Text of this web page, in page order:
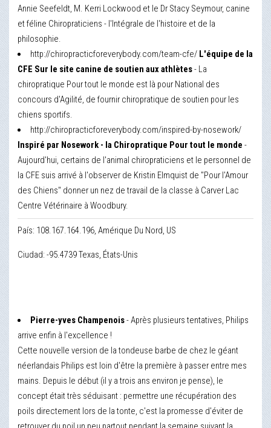
Annie Seefeldt, M. Kerri Lockwood et le Dr Stacy Seymour, canine
et féline Chiropraticiens - l'Intégrale de l'histoire et de la
philosophie.
http://chiropracticforeverybody.com/team-cfe/ L'équipe de la
CFE Sur le site canine de soutien aux athlètes- La
chiropratique Pour tout le monde est là pour National des
concours d'Agilité, de fournir chiropratique de soutien pour les
chiens sportifs.
http://chiropracticforeverybody.com/inspired-by-nosework/
Inspiré par Nosework - la Chiropratique Pour tout le monde -
Aujourd'hui, certains de l'animal chiropraticiens et le personnel de
la CFE suis arrivé à l'observer de Kristin Elmquist de "Pour l'Amour
des Chiens" donner un nez de travail de la classe à Carver Lac
Centre Vétérinaire à Woodbury.
País: 108.167.164.196, Amérique Du Nord, US
Ciudad: -95.4739 Texas, États-Unis
Pierre-yves Champenois- Après plusieurs tentatives, Philips
arrive enfin à l'excellence !
Cette nouvelle version de la tondeuse barbe de chez le géant
néerlandais Philips est loin d'être la première à passer entre mes
mains. Depuis le début (il y a trois ans environ je pense), le
concept était très séduisant : permettre une récupération des
poils directement lors de la tonte, c'est la promesse d'éviter de